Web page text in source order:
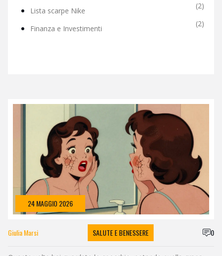
Lista scarpe Nike
(2)
Finanza e Investimenti
(2)
24 MAGGIO 2026
Giulia Marsi SALUTE E BENESSERE 0